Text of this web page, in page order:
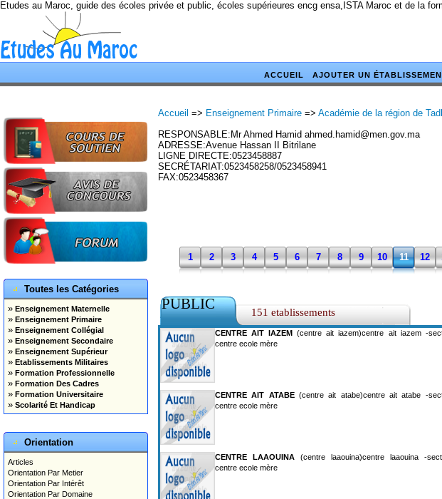
Etudes au Maroc, guide des écoles privée et public, écoles supérieures encg ensa,ISTA Maroc et de la
ACCUEIL AJOUTER UN
Toutes les Catégories
» Enseignement Maternelle
» Enseignement Primaire
» Enseignement Collégial
» Enseignement Secondaire
» Enseignement Supérieur
» Etablissements Militaires
» Formation Professionnelle
» Formation Des Cadres
» Formation Universitaire
» Scolarité Et Handicap
Orientation
Articles
Orientation Par Metier
Orientation Par Intérêt
Orientation Par Domaine
Accueil => Enseignement Primaire => Académie de la région de
RESPONSABLE:Mr Ahmed Hamid ahmed.hamid@men.gov.ma
ADRESSE:Avenue Hassan II Bitrilane
LIGNE DIRECTE:0523458887
SECRÉTARIAT:0523458258/0523458941
FAX:0523458367
1 2 3 4 5 6 7 8 9 10 11 12
PUBLIC 151 etablissements
CENTRE AIT IAZEM (centre ait iazem)centre ait iazem -
centre ecole mère
CENTRE AIT ATABE(centre ait atabe)centre ait atabe -
centre ecole mère
CENTRE LAAOUINA(centre laaouina)centre laaouina -
centre ecole mère